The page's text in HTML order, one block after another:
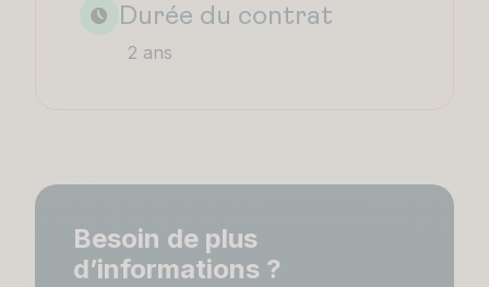
Durée du contrat
2 ans
Besoin de plus
d’informations ?